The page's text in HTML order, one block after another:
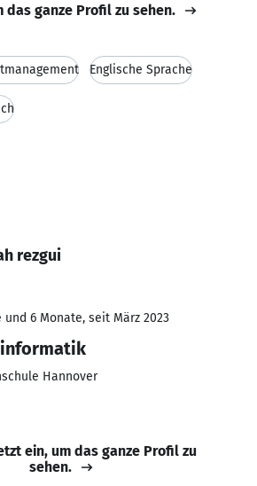
das ganze Profil zu sehen.
Englische Sprache
rezgui
und 6 Monate, seit März 2023
Hannover
ein, um das ganze Profil zu
sehen.